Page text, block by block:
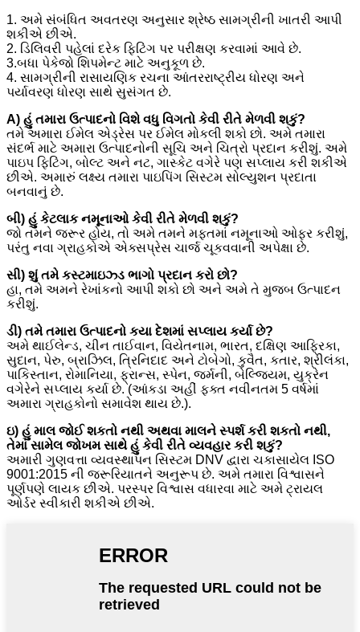
1. અમે સંબંધિત અવતરણ અનુસાર શ્રેષ્ઠ સામગ્રીની ખાતરી આપી
શકીએ છીએ.
2. ડિલિવરી પહેલાં દરેક ફિટિંગ પર પરીક્ષણ કરવામાં આવે છે.
3.બધા પેકેજો શિપમેન્ટ માટે અનુકૂળ છે.
4. સામગ્રીની રાસાયણિક રચના આંતરરાષ્ટ્રીય ધોરણ અને
પર્યાવરણ ધોરણ સાથે સુસંગત છે.
A) હું તમારા ઉત્પાદનો વિશે વધુ વિગતો કેવી રીતે મેળવી શકું?
તમે અમારા ઈમેલ એડ્રેસ પર ઈમેલ મોકલી શકો છો. અમે તમારા
સંદર્ભ માટે અમારા ઉત્પાદનોની સૂચિ અને ચિત્રો પ્રદાન કરીશું. અમે
પાઇપ ફિટિંગ, બોલ્ટ અને નટ, ગાસ્કેટ વગેરે પણ સપ્લાય કરી શકીએ
છીએ. અમારું લક્ષ્ય તમારા પાઇપિંગ સિસ્ટમ સોલ્યુશન પ્રદાતા
બનવાનું છે.
બી) હું કેટલાક નમૂનાઓ કેવી રીતે મેળવી શકું?
જો તમને જરૂર હોય, તો અમે તમને મફતમાં નમૂનાઓ ઓફર કરીશું,
પરંતુ નવા ગ્રાહકોએ એક્સપ્રેસ ચાર્જ ચૂકવવાની અપેક્ષા છે.
સી) શું તમે કસ્ટમાઇઝ્ડ ભાગો પ્રદાન કરો છો?
હા, તમે અમને રેખાંકનો આપી શકો છો અને અમે તે મુજબ ઉત્પાદન
કરીશું.
ડી) તમે તમારા ઉત્પાદનો કયા દેશમાં સપ્લાય કર્યા છે?
અમે થાઈલેન્ડ, ચીન તાઈવાન, વિયેતનામ, ભારત, દક્ષિણ આફ્રિકા,
સુદાન, પેરુ, બ્રાઝિલ, ત્રિનિદાદ અને ટોબેગો, કુવૈત, કતાર, શ્રીલંકા,
પાકિસ્તાન, રોમાનિયા, ફ્રાન્સ, સ્પેન, જર્મની, બેલ્જિયમ, યુક્રેન
વગેરેને સપ્લાય કર્યા છે. (આંકડા અહીં ફક્ત નવીનતમ 5 વર્ષમાં
અમારા ગ્રાહકોનો સમાવેશ થાય છે.).
ઇ) હું માલ જોઈ શકતો નથી અથવા માલને સ્પર્શ કરી શકતો નથી,
તેમાં સામેલ જોખમ સાથે હું કેવી રીતે વ્યવહાર કરી શકું?
અમારી ગુણવત્તા વ્યવસ્થાપન સિસ્ટમ DNV દ્વારા ચકાસાયેલ ISO
9001:2015 ની જરૂરિયાતને અનુરૂપ છે. અમે તમારા વિશ્વાસને
પૂર્ણપણે લાયક છીએ. પરસ્પર વિશ્વાસ વધારવા માટે અમે ટ્રાયલ
ઓર્ડર સ્વીકારી શકીએ છીએ.